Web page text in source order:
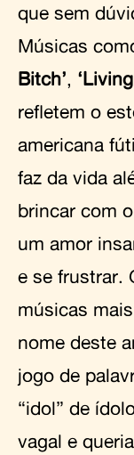
que sem
Músicas
Bitch’,
refletem o
americana
faz da vida
brincar com
um amor
e se frustrar.
músicas mais
nome deste
jogo de
“idol” de
vagal e